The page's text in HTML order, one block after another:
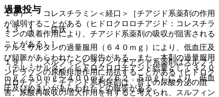
過量投与
１３．１． 症状
テルミサルタンの過量服用（６４０ｍｇ）により、低血圧及
び頻脈があらわれたとの報告がある。また、本剤の過量服用
（テルミサルタン／ヒドロクロロチアジド総量として３２０
ｍｇ／５０ｍｇ〜４００ｍｇ／６２．５ｍｇ）により、低血
圧及びめまいがあらわれたとの報告がある。
１８）． コレスチラミン＜経口＞［チアジド系薬剤の作用
が減弱することがある（ヒドロクロロチアジド：コレスチラ
ミンの吸着作用により、チアジド系薬剤の吸収が阻害される
ことがある）］。
１９）． スルフィンピラゾン［チアジド系薬剤はスルフィ
ンピラゾンの尿酸排泄作用に拮抗することがある（ヒドロク
ロロチアジド：チアジド系利尿剤は、腎での尿酸分泌の阻
害、尿酸再吸収の増大作用を有すると考えられ、スルフィン